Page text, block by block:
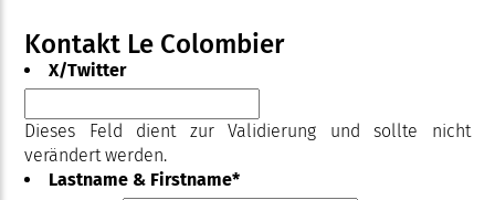
Kontakt Le Colombier
X/Twitter
Dieses Feld dient zur Validierung und sollte nicht
verändert werden.
Lastname & Firstname*